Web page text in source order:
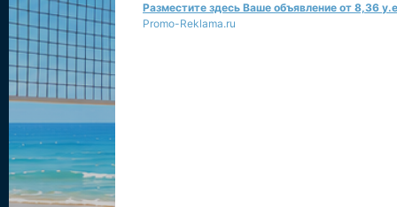
Разместите здесь Ваше объявление от 8,36
Promo-Reklama.ru